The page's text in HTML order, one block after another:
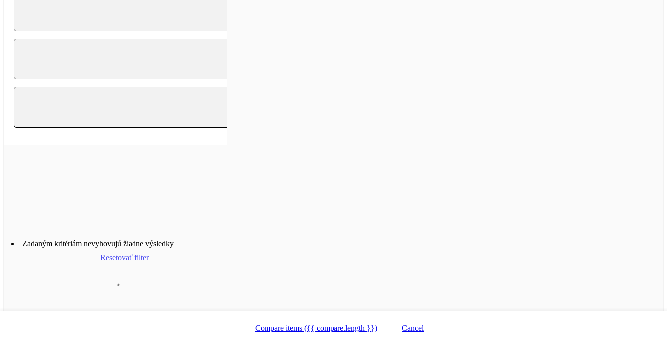
Zadaným kritériám nevyhovujú žiadne výsledky
Resetovať filter
Compare items ({{ compare.length }}) Cancel